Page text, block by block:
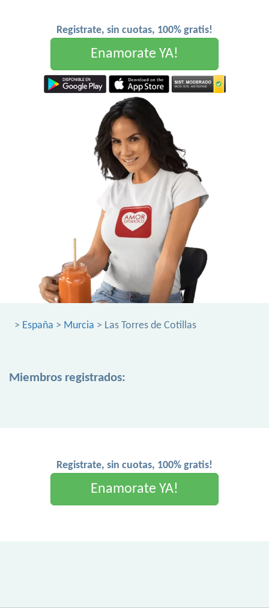
Registrate, sin cuotas, 100% gratis!
Enamorate YA!
> España > Murcia > Las Torres de Cotillas
Miembros registrados:
Registrate, sin cuotas, 100% gratis!
Enamorate YA!